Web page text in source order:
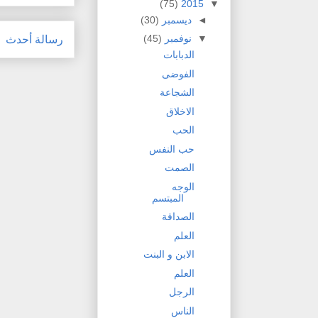
رسالة أحدث
▼
2015
(75)
◄ ديسمبر (30)
▼ نوفمبر (45)
الدبابات
الفوضى
الشجاعة
الاخلاق
الحب
حب النفس
الصمت
الوجه
المبتسم
الصداقة
العلم
الابن و البنت
العلم
الرجل
الناس